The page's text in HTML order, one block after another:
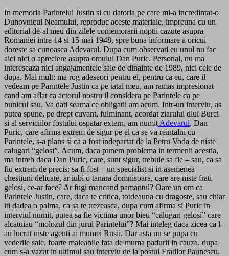
In memoria Parintelui Justin si cu datoria pe care mi-a incredintat-o
Duhovnicul Neamului, reproduc aceste materiale, impreuna cu un
editorial de-al meu din zilele comemorarii noptii cazute asupra
Romaniei intre 14 si 15 mai 1948, spre buna informare a oricui
doreste sa cunoasca Adevarul. Dupa cum observati eu unul nu fac
aici nici o apreciere asupra omului Dan Puric. Personal, nu ma
intereseaza nici angajamentele sale de dinainte de 1989, nici cele de
dupa. Mai mult: ma rog adeseori pentru el, pentru ca eu, care il
vedeam pe Parintele Justin ca pe tatal meu, am ramas impresionat
cand am aflat ca actorul nostru il considera pe Parintele ca pe
bunicul sau. Va dati seama ce obligatii am acum. Intr-un interviu, as
putea spune, pe drept cuvant, fulminant, acordat ziarului dlui Burci
si al serviciilor fostului ospatar extern, am numit Adevarul, Dan
Puric, care afirma extrem de sigur pe el ca se va reintalni cu
Parintele, s-a plans si ca a fost indepartat de la Petru Voda de niste
calugari “gelosi”. Acum, daca punem problema in termenii acestia,
ma intreb daca Dan Puric, care, sunt sigur, trebuie sa fie – sau, ca sa
fiu extrem de precis: sa fi fost – un specialist si in asemenea
chestiuni delicate, ar iubi o tanara domnisoara, care are niste frati
gelosi, ce-ar face? Ar fugi mancand pamantul? Oare un om ca
Parintele Justin, care, daca te critica, totdeauna cu dragoste, sau chiar
iti dadea o palma, ca sa te trezeasca, dupa cum afirma si Puric in
interviul numit, putea sa fie victima unor bieti “calugari gelosi” care
alcatuiau “molozul din jurul Parintelui”? Mai inteleg daca zicea ca l-
au lucrat niste agenti ai mumei Rusii. Dar asta nu se pupa cu
vederile sale, foarte maleabile fata de muma padurii in cauza, dupa
cum s-a vazut in ultimul sau interviu de la postul Fratilor Paunescu.